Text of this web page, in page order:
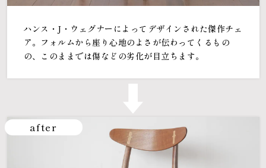
ハンス・J・ウェグナーによってデザインされた傑作チェ
ア。フォルムから座り心地のよさが伝わってくるもの
の、このままでは傷などの劣化が目立ちます。
after